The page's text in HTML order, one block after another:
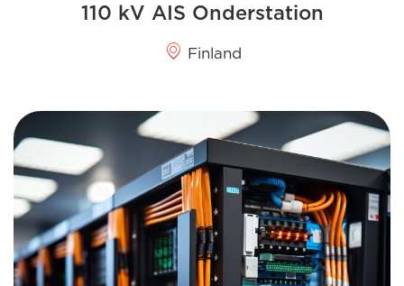
110 kV AIS Onderstation
Finland